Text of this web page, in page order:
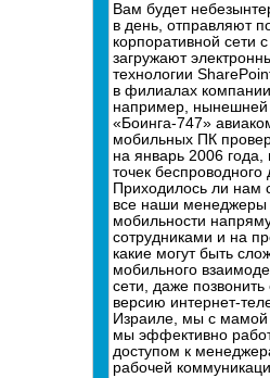
Вам будет
в день, отправляют
корпоративной сети
загружают
технологии
в филиалах
например, нынешней
«Боинга-747»
мобильных ПК
на январь 2006
точек беспроводного
Приходилось ли нам
все наши менеджеры
мобильности
сотрудниками и на
какие могут быть
мобильного
сети, даже
версию интернет-
Израиле, мы с мамой
мы эффективно
доступом к
рабочей